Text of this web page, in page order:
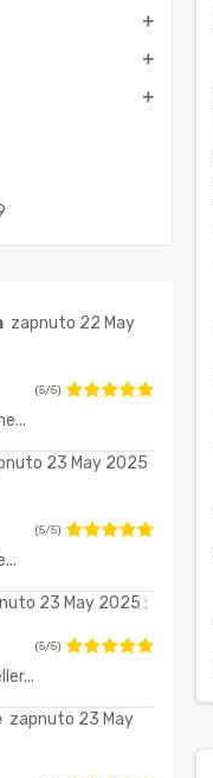
zapnuto 22 May
(5/5)
23 May 2025
(5/5)
23 May 2025 :
(5/5)
zapnuto 23 May